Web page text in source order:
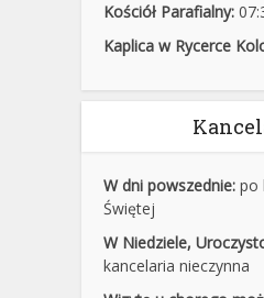
Kościół Parafialny:
Kaplica w Rycerce
W dni powszednie: po
Świętej
W Niedziele,
kancelaria nieczynna